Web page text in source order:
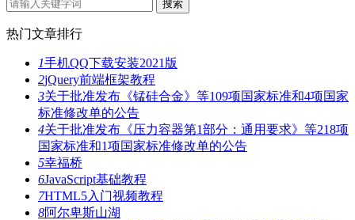
热门文章排行
1手机QQ下载安装2021版
2jQuery前端框架教程
3关于批准发布《锰硅合金》等109项国家标准和4项国家
标准修改单的公告
4关于批准发布《压力容器第1部分：通用要求》等218项
国家标准和1项国家标准修改单的公告
5幸福桥
6JavaScript基础教程
7HTML5入门视频教程
8阿尔卑斯山湖